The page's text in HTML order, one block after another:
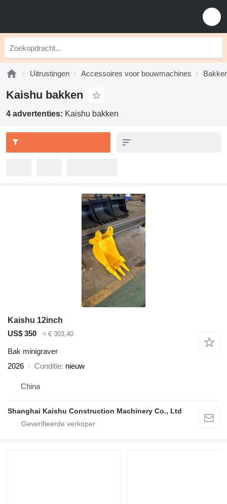
Uitrustingen Accessoires voor bouwmachines
Kaishu bakken
4 advertenties: Kaishu bakken
Kaishu 12inch
US$ 350
≈ € 303,40
Bak minigraver
2026
Conditie nieuw
China
Shanghai Kaishu Construction Machinery Co., Ltd